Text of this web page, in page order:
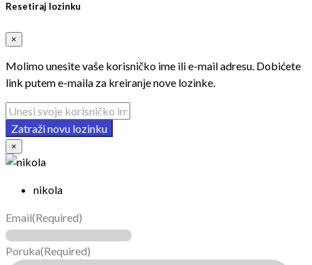
Resetiraj lozinku
×
Molimo unesite vaše korisničko ime ili e-mail adresu. Dobićete
link putem e-maila za kreiranje nove lozinke.
Zatraži novu lozinku
×
nikola
Email(Required)
Poruka(Required)